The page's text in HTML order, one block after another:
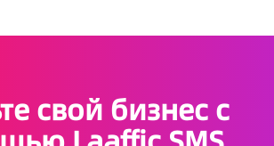
свой бизнес с